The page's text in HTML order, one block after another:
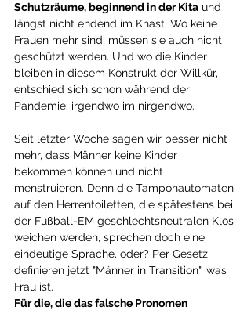
Schutzräume, beginnend in der Kita und
längst nicht endend im Knast. Wo keine
Frauen mehr sind, müssen sie auch nicht
geschützt werden. Und wo die Kinder
bleiben in diesem Konstrukt der Willkür,
entschied sich schon während der
Pandemie: irgendwo im nirgendwo.
Seit letzter Woche sagen wir besser nicht
mehr, dass Männer keine Kinder
bekommen können und nicht
menstruieren. Denn die Tamponautomaten
auf den Herrentoiletten, die spätestens bei
der Fußball-EM geschlechtsneutralen Klos
weichen werden, sprechen doch eine
eindeutige Sprache, oder? Per Gesetz
definieren jetzt "Männer in Transition", was
Frau ist.
Für die, die das falsche Pronomen